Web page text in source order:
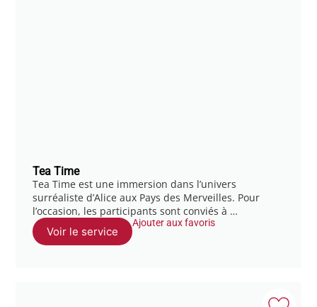
Tea Time
Tea Time est une immersion dans l’univers
surréaliste d’Alice aux Pays des Merveilles. Pour
l’occasion, les participants sont conviés à …
Voir le service
Ajouter aux favoris